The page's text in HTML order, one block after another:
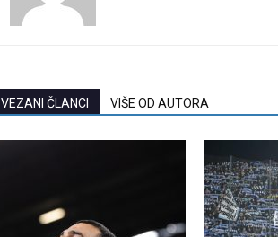
VEZANI ČLANCI VIŠE OD AUTORA